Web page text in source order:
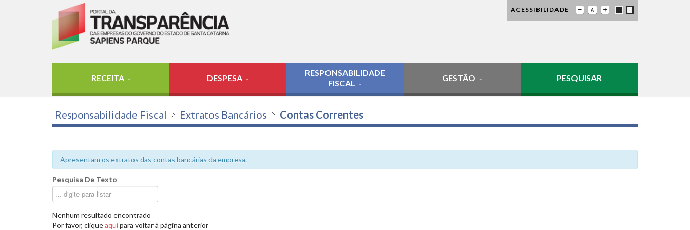
ACESSIBILIDADE
RECEITA DESPESA
RESPONSABILIDADE
FISCAL
GESTÃO PESQUISAR
Responsabilidade Fiscal Extratos Bancários Contas Correntes
Apresentam os extratos das contas bancárias da empresa.
Pesquisa De Texto
Nenhum resultado encontrado
Por favor, cliqueaquipara voltar à página anterior